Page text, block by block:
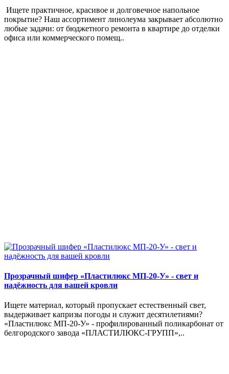
Ищете практичное, красивое и долговечное напольное
покрытие? Наш ассортимент линолеума закрывает абсолютно
любые задачи: от бюджетного ремонта в квартире до отделки
офиса или коммерческого помещ..
Прозрачный шифер «Пластилюкс МП-20-У» - свет и
надёжность для вашей кровли
Ищете материал, который пропускает естественный свет,
выдерживает капризы погоды и служит десятилетиями?
«Пластилюкс МП-20-У» - профилированный поликарбонат от
белгородского завода «ПЛАСТИЛЮКС-ГРУПП»,..